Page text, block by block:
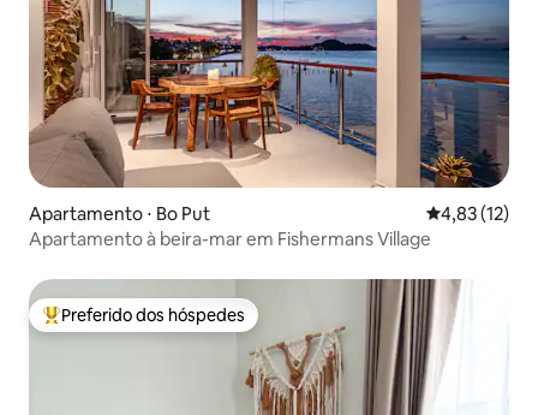
Apartamento ⋅ Bo Put 4,83 de uma
4,83 (12)
Apartamento à beira-mar em Fishermans Village
Entre os melhores preferidos dos hóspedes
Preferido dos hóspedes